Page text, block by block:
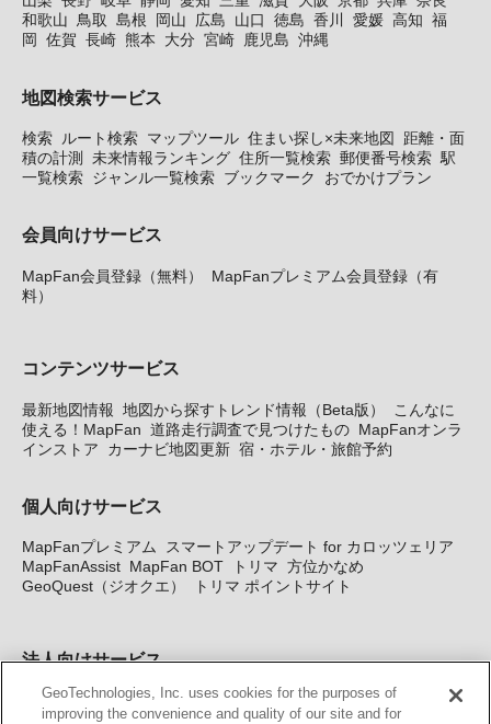
和歌山 鳥取 島根 岡山 広島 山口 徳島 香川 愛媛 高知 福
岡
佐賀 長崎 熊本 大分 宮崎 鹿児島 沖縄
地図検索サービス
検索 ルート検索 マップツール 住まい探し×未来地図
距離・面
積の計測
未来情報ランキング 住所一覧検索 郵便番号検索 駅
一覧検索 ジャンル一覧検索 ブックマーク おでかけプラン
会員向けサービス
MapFan会員登録（無料）
MapFanプレミアム会員登録（有
料）
コンテンツサービス
最新地図情報 地図から探すトレンド情報（Beta版）
こんなに
使える！MapFan 道路走行調査で見つけたもの MapFanオンラ
インストア
カーナビ地図更新 宿・ホテル・旅館予約
個人向けサービス
MapFanプレミアム
スマートアップデート for カロッツェリア
MapFanAssist MapFan BOT トリマ 方位かなめ
GeoQuest（ジオクエ）
トリマ ポイントサイト
法人向けサービス
法人向け地図・位置情報サービス WEBサイト・システム向け地
図API Windows PC向け地図開発キット MapFan DB 住所確認
GeoTechnologies, Inc. uses cookies for the purposes of
improving the convenience and quality of our site and for